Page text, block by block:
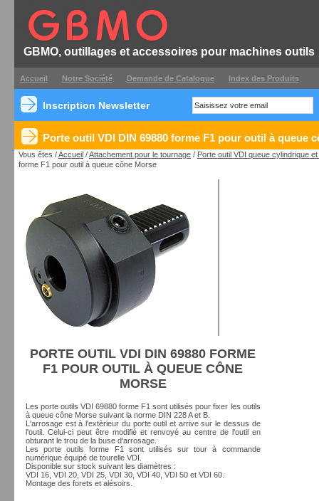
GBMO, outillages et accessoires pour machines outils
Accueil Notre Société Demande de Catalogue Index des Produits
Inscription Newsletter
Porte outil VDI DIN 69880 forme F1 pour outil à queue
Vous êtes /Accueil/Attachement pour le tournage/ Porte outil VDI queue cylindrique
forme F1 pour outil à queue cône Morse
PORTE OUTIL VDI DIN 69880 FORME
F1 POUR OUTIL À QUEUE CÔNE
MORSE
Les porte outils VDI 69880 forme F1 sont utilisés pour fixer les outils
à queue cône Morse suivant la norme DIN 228 A et B.
L'arrosage est à l'extèrieur du porte outil et arrive sur le dessus de
l'outil. Celui-ci peut être modifié et renvoyé au centre de l'outil en
obturant le trou de la buse d'arrosage.
Les porte outils forme F1 sont utilisés sur tour à commande
numérique équipé de tourelle VDI.
Disponible sur stock suivant les diamètres :
VDI 16, VDI 20, VDI 25, VDI 30, VDI 40, VDI 50 et VDI 60.
Montage des forets et alésoirs.